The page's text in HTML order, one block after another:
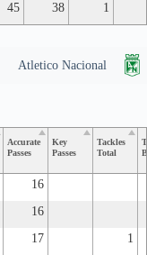
45 38 1
Atletico Nacional
Accurate
Passes
Key
Passes
Tackles
Total
16
16
17
1